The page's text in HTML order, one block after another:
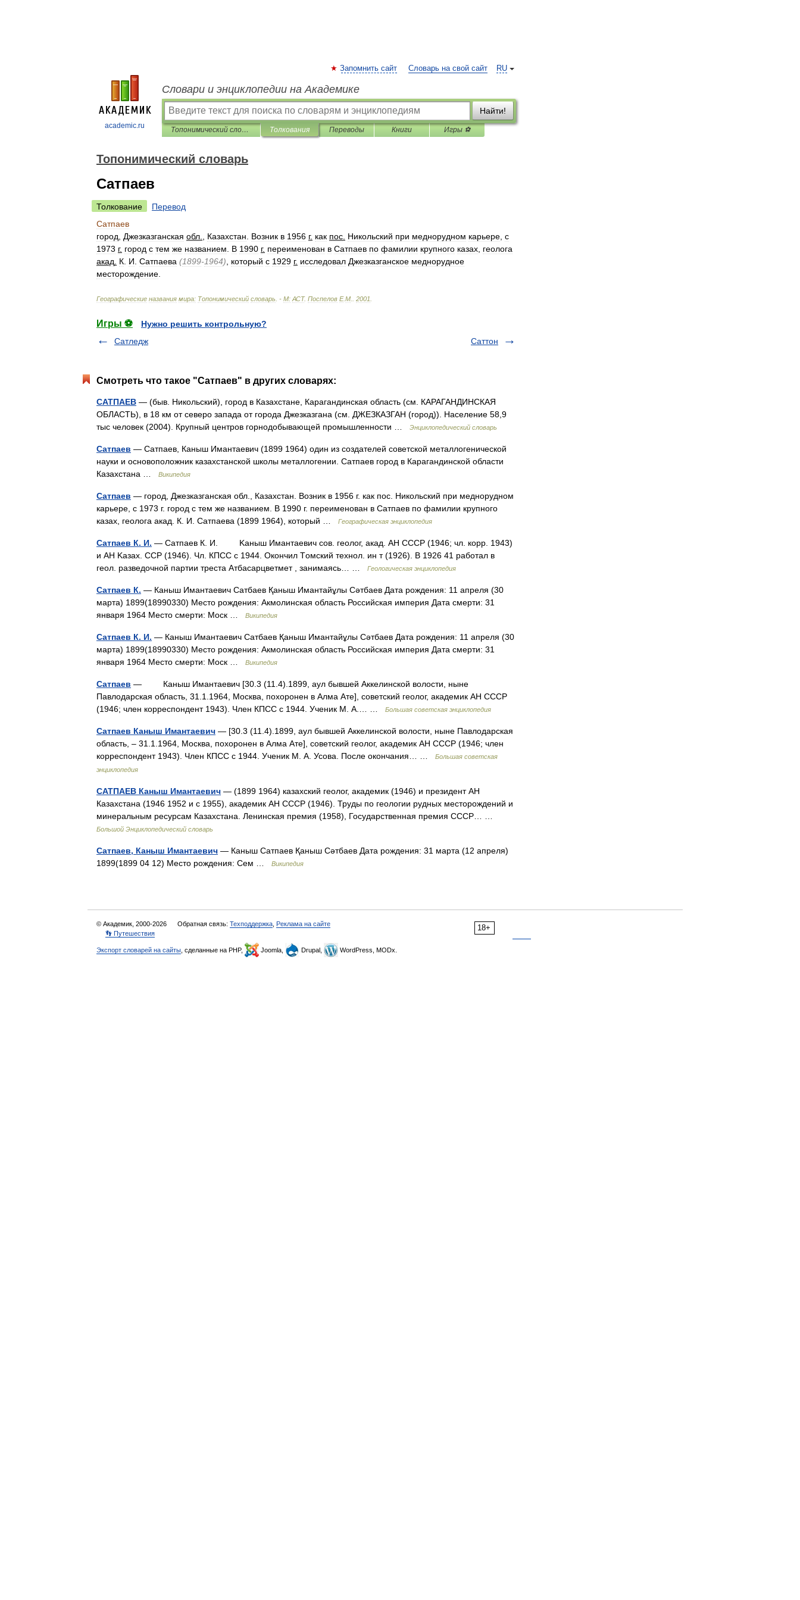
academic.ru
RU
Запомнить сайт Словарь на свой сайт
Словари и энциклопедии на Академике
Найти!
Топонимический словарь Толкования Переводы Книги Игры ⚽
Топонимический словарь
Сатпаев
Толкование
Перевод
Сатпаев
город
Джезказганская обл Казахстан Возник в 1956 г. как пос Никольский при меднорудном карьере с
1973 г. город с тем же названием В 1990 г. переименован в Сатпаев по фамилии крупного казах геолога
акад
К И Сатпаева (1899-1964) который с 1929 г. исследовал Джезказганское меднорудное
месторождение
Географические названия мира: Топонимический словарь . - М: АСТ. Поспелов Е.М 2001
Игры ⚽
Нужно решить контрольную?
Сатледж
Саттон
Смотреть что такое "Сатпаев" в других словарях:
САТПАЕВ — (быв. Никольский), город в Казахстане, Карагандинская область (см. КАРАГАНДИНСКАЯ
ОБЛАСТЬ), в 18 км от северо запада от города Джезказгана (см. ДЖЕЗКАЗГАН (город)). Население 58,9
тыс человек (2004). Крупный центров горнодобывающей промышленности …
Энциклопедический словарь
Сатпаев — Сатпаев, Каныш Имантаевич (1899 1964) один из создателей советской металлогенической
науки и основоположник казахстанской школы металлогении. Сатпаев город в Карагандинской области
Казахстана …
Википедия
Сатпаев — город, Джезказганская обл., Казахстан. Возник в 1956 г. как пос. Никольский при меднорудном
карьере, с 1973 г. город с тем же названием. В 1990 г. переименован в Сатпаев по фамилии крупного
казах, геолога акад. К. И. Сатпаева (1899 1964), который …
Географическая энциклопедия
Сатпаев К. И. — Сатпаев К. И. Kаныш Имантаевич сов. геолог, акад. AH CCCP (1946; чл. корр. 1943)
и AH Kазах. CCP (1946). Чл. КПСС c 1944. Oкончил Tомский технол. ин т (1926). B 1926 41 работал в
геол. разведочной партии треста Aтбасарцветмет , занимаясь… …
Геологическая энциклопедия
Сатпаев К. — Каныш Имантаевич Сатбаев Қаныш Имантайұлы Сәтбаев Дата рождения: 11 апреля (30
марта) 1899(18990330) Место рождения: Акмолинская область Российская империя Дата смерти: 31
января 1964 Место смерти: Моск …
Википедия
Сатпаев К. И. — Каныш Имантаевич Сатбаев Қаныш Имантайұлы Сәтбаев Дата рождения: 11 апреля (30
марта) 1899(18990330) Место рождения: Акмолинская область Российская империя Дата смерти: 31
января 1964 Место смерти: Моск …
Википедия
Сатпаев — Каныш Имантаевич [30.3 (11.4).1899, аул бывшей Аккелинской волости, ныне
Павлодарская область, 31.1.1964, Москва, похоронен в Алма Ате], советский геолог, академик АН СССР
(1946; член корреспондент 1943). Член КПСС с 1944. Ученик М. А.… …
Большая советская энциклопедия
Сатпаев Каныш Имантаевич — [30.3 (11.4).1899, аул бывшей Аккелинской волости, ныне Павлодарская
область, ‒ 31.1.1964, Москва, похоронен в Алма Ате], советский геолог, академик АН СССР (1946; член
корреспондент 1943). Член КПСС с 1944. Ученик М. А. Усова. После окончания… …
Большая советская
энциклопедия
САТПАЕВ Каныш Имантаевич — (1899 1964) казахский геолог, академик (1946) и президент АН
Казахстана (1946 1952 и с 1955), академик АН СССР (1946). Труды по геологии рудных месторождений и
минеральным ресурсам Казахстана. Ленинская премия (1958), Государственная премия СССР… …
Большой Энциклопедический словарь
Сатпаев, Каныш Имантаевич — Каныш Сатпаев Қаныш Сәтбаев Дата рождения: 31 марта (12 апреля)
1899(1899 04 12) Место рождения: Сем …
Википедия
18+
© Академик, 2000-2026 Обратная связь: Техподдержка Реклама на сайте
👣 Путешествия
Экспорт словарей на сайты , сделанные на PHP, Joomla, Drupal, WordPress, MODx.